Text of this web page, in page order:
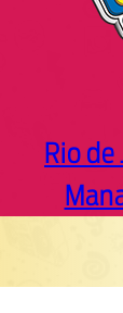
Rio de